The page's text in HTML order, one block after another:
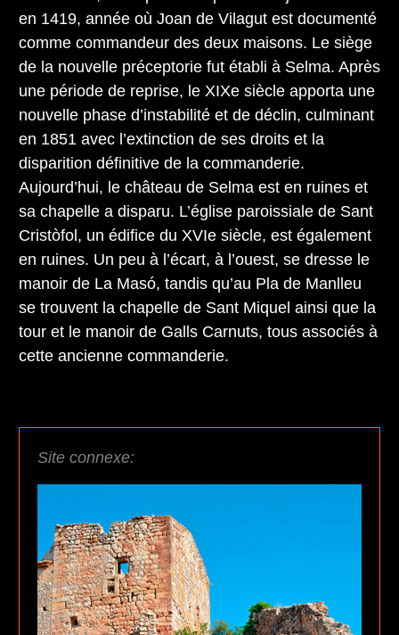
en 1419, année où Joan de Vilagut est documenté
comme commandeur des deux maisons. Le siège
de la nouvelle préceptorie fut établi à Selma. Après
une période de reprise, le XIXe siècle apporta une
nouvelle phase d’instabilité et de déclin, culminant
en 1851 avec l’extinction de ses droits et la
disparition définitive de la commanderie.
Aujourd’hui, le château de Selma est en ruines et
sa chapelle a disparu. L’église paroissiale de Sant
Cristòfol, un édifice du XVIe siècle, est également
en ruines. Un peu à l’écart, à l’ouest, se dresse le
manoir de La Masó, tandis qu’au Pla de Manlleu
se trouvent la chapelle de Sant Miquel ainsi que la
tour et le manoir de Galls Carnuts, tous associés à
cette ancienne commanderie.
Site connexe: